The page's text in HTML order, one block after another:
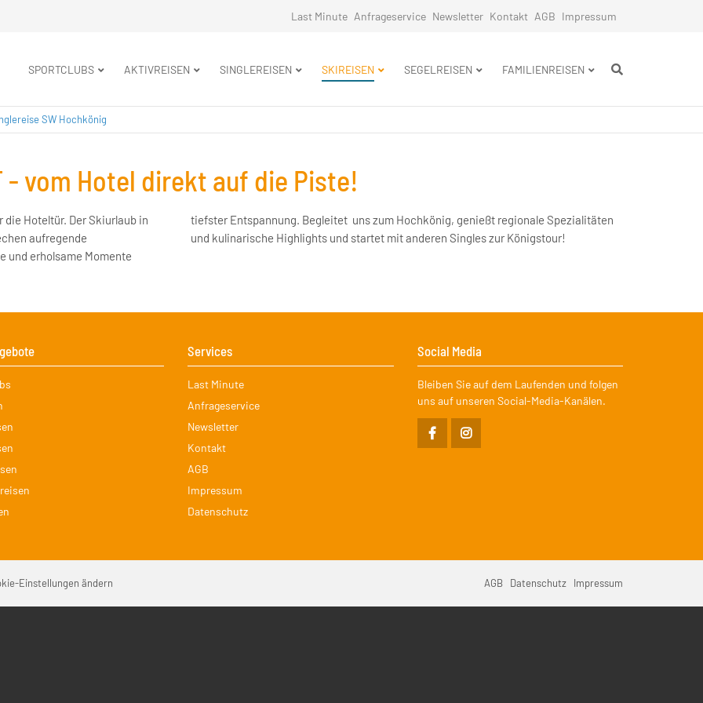
Navigation
Last Minute Anfrageservice Newsletter Kontakt AGB Impressum
SPORTCLUBS AKTIVREISEN SINGLEREISEN SKIREISEN SEGELREISEN FAMILIENREISEN
SW Hochkönig
- vom Hotel direkt auf die Piste!
Hoteltür. Der Skiurlaub in
aufregende
und erholsame Momente
regionale Spezialitäten
und kulinarische Highlights und startet mit anderen Singles zur Königstour!
Services
Navigation
überspringen
Last Minute
Anfrageservice
Newsletter
Kontakt
AGB
Impressum
Datenschutz
Social Media
Bleiben Sie auf dem Laufenden und folgen
uns auf unseren Social-Media-Kanälen.
Einstellungen ändern AGB Datenschutz Impressum